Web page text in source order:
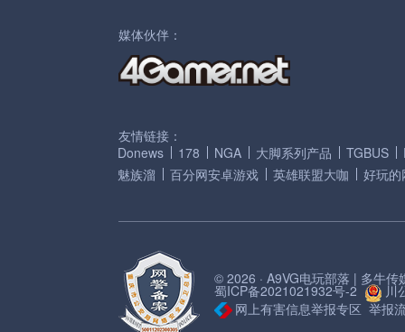
媒体伙伴：
友情链接：
Donews
178 NGA 大脚系列产品 TGBUS
魅族溜
百分网安卓游戏 英雄联盟大咖 好玩的
© 2026 · A9VG电玩部落 | 多牛传
蜀ICP备2021021932号-2
川
网上有害信息举报专区 举报